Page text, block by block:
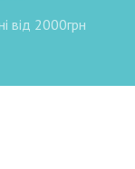
від 2000грн